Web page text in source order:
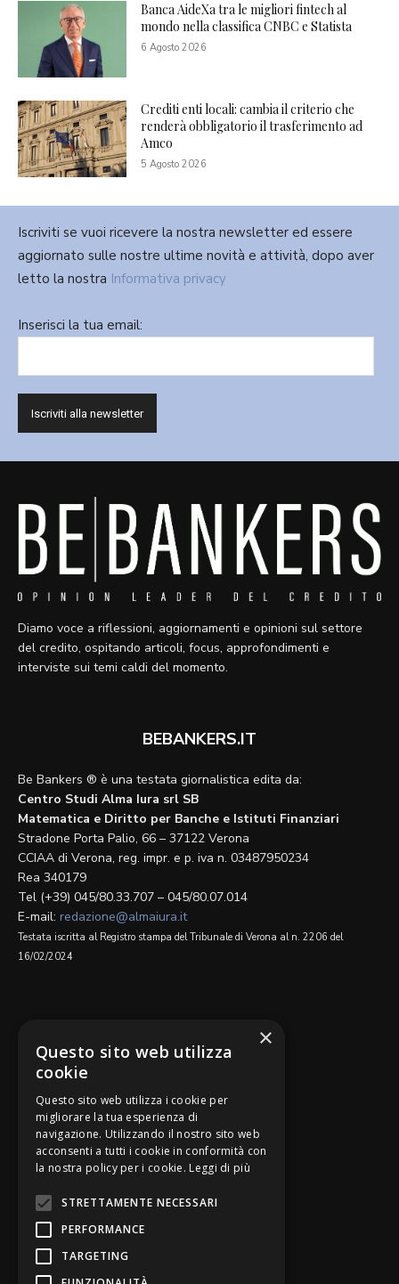
Banca AideXa tra le migliori fintech al
mondo nella classifica CNBC e Statista
6 Agosto 2026
Crediti enti locali: cambia il criterio che
renderà obbligatorio il trasferimento ad
Amco
5 Agosto 2026
Iscriviti se vuoi ricevere la nostra newsletter ed essere
aggiornato sulle nostre ultime novità e attività, dopo aver
letto la nostra Informativa privacy
Inserisci la tua email:
Diamo voce a riflessioni, aggiornamenti e opinioni sul settore
del credito, ospitando articoli, focus, approfondimenti e
interviste sui temi caldi del momento.
BEBANKERS.IT
Be Bankers ® è una testata giornalistica edita da:
Centro Studi Alma Iura srl SB
Matematica e Diritto per Banche e Istituti Finanziari
Stradone Porta Palio, 66 – 37122 Verona
CCIAA di Verona, reg. impr. e p. iva n. 03487950234
Rea 340179
Tel (+39) 045/80.33.707 – 045/80.07.014
E-mail: redazione@almaiura.it
Testata iscritta al Registro stampa del Tribunale di Verona al n. 2206 del
16/02/2024
Be Bankers è ideato da
×
Questo sito web utilizza
cookie
Questo sito web utilizza i cookie per
migliorare la tua esperienza di
navigazione. Utilizzando il nostro sito web
acconsenti a tutti i cookie in conformità con
la nostra policy per i cookie. Leggi di più
STRETTAMENTE NECESSARI
PERFORMANCE
TARGETING